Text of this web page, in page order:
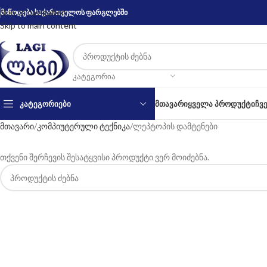
Skip to navigation
Skip to main content
მიწოდება საქართველოს ფარგლებში
ᲙᲐᲢᲔᲒᲝᲠᲘᲐ
ᲙᲐᲢᲔᲒᲝᲠᲘᲔᲑᲘ ᲛᲗᲐᲕᲐᲠᲘᲧᲕᲔᲚᲐ ᲞᲠᲝᲓᲣᲥᲢᲘ
მთავარი კომპიუტერული ტექნიკა ლეპტოპის დამტენები
თქვენი შერჩევის შესატყვისი პროდუქტი ვერ მოიძებნა.